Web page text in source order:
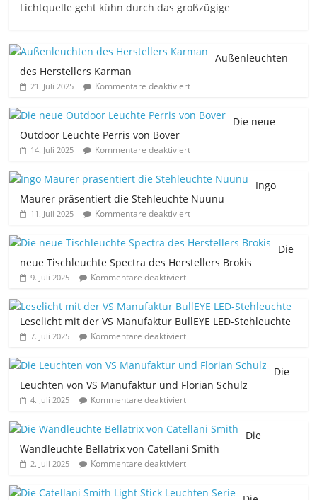
Lichtquelle geht kühn durch das großzügige
Außenleuchten
des Herstellers Karman
21. Juli 2025 Kommentare deaktiviert
Die neue
Outdoor Leuchte Perris von Bover
14. Juli 2025 Kommentare deaktiviert
Ingo
Maurer präsentiert die Stehleuchte Nuunu
11. Juli 2025 Kommentare deaktiviert
Die
neue Tischleuchte Spectra des Herstellers Brokis
9. Juli 2025 Kommentare deaktiviert
Leselicht mit der VS Manufaktur BullEYE LED-Stehleuchte
7. Juli 2025 Kommentare deaktiviert
Die
Leuchten von VS Manufaktur und Florian Schulz
4. Juli 2025 Kommentare deaktiviert
Die
Wandleuchte Bellatrix von Catellani Smith
2. Juli 2025 Kommentare deaktiviert